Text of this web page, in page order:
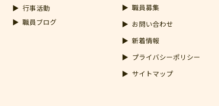
行事活動
職員ブログ
職員募集
お問い合わせ
新着情報
プライバシーポリシー
サイトマップ